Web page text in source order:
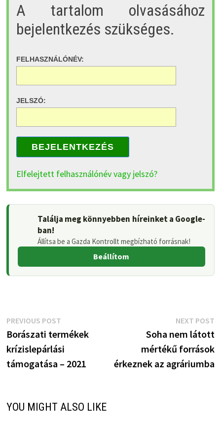
A tartalom olvasásához
bejelentkezés szükséges.
FELHASZNÁLÓNÉV:
JELSZÓ:
BEJELENTKEZÉS
Elfelejtett felhasználónév vagy jelszó?
Találja meg könnyebben híreinket a Google-
ban!
Állítsa be a Gazda Kontrollt megbízható forrásnak!
Beállítom
Bejegyzés
navigáció
PREVIOUS POSTPrevious
post:
Borászati termékek
krízislepárlási
támogatása – 2021
NEXT POST
Soha nem látott
mértékű források
érkeznek az agráriumba
YOU MIGHT ALSO LIKE